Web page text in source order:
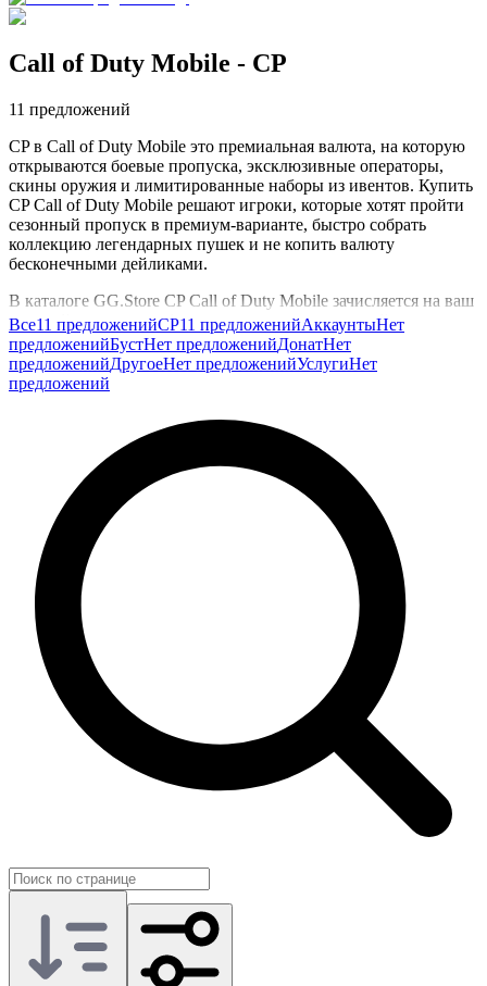
Call of Duty Mobile - CP
11 предложений
CP в Call of Duty Mobile это премиальная валюта, на которую
открываются боевые пропуска, эксклюзивные операторы,
скины оружия и лимитированные наборы из ивентов. Купить
CP Call of Duty Mobile решают игроки, которые хотят пройти
сезонный пропуск в премиум-варианте, быстро собрать
коллекцию легендарных пушек и не копить валюту
бесконечными дейликами.
В каталоге GG.Store CP Call of Duty Mobile зачисляется на ваш
игровой аккаунт, чтобы вы сразу открыли нужный магазин и
выбрали актуальные комплекты без ожидания и долгих
пополнений через сторонние платёжные сервисы.
Все11 предложенийCP11 предложенийАккаунтыНет
предложенийБустНет предложенийДонатНет
предложенийДругоеНет предложенийУслугиНет
предложений